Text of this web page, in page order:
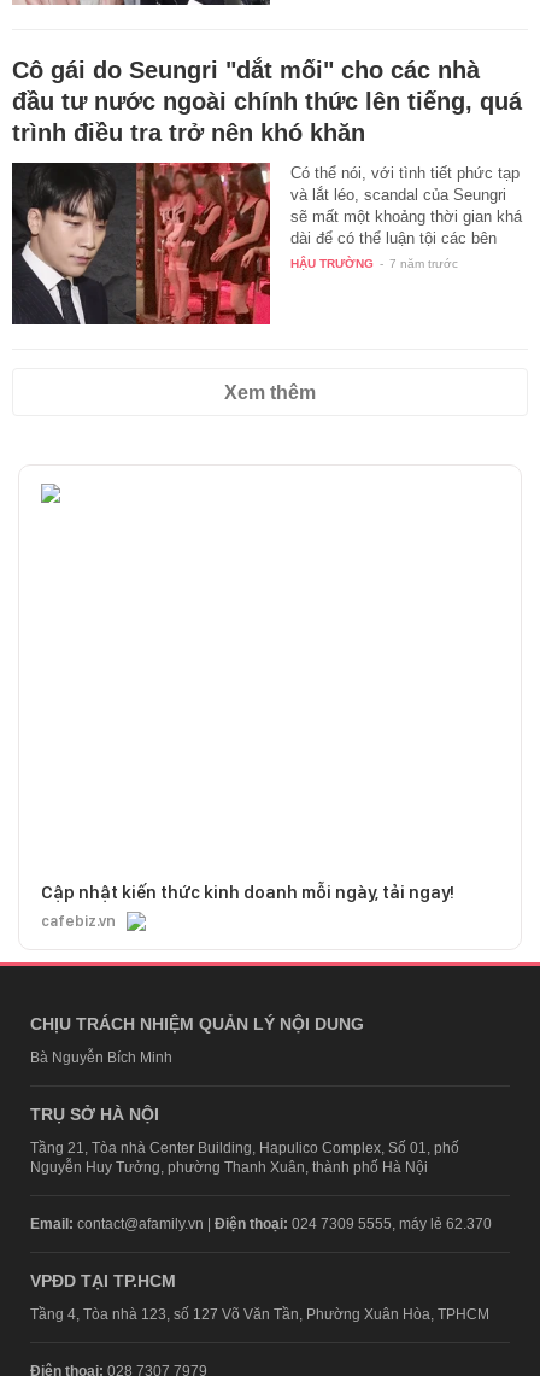
Cô gái do Seungri "dắt mối" cho các nhà
đầu tư nước ngoài chính thức lên tiếng, quá
trình điều tra trở nên khó khăn
Có thể nói, với tình tiết phức tạp
và lắt léo, scandal của Seungri
sẽ mất một khoảng thời gian khá
dài để có thể luận tội các bên
liên…
HẬU TRƯỜNG - 7 năm trước
Xem thêm
Cập nhật kiến thức kinh doanh mỗi ngày, tải ngay!
cafebiz.vn
CHỊU TRÁCH NHIỆM QUẢN LÝ NỘI DUNG
Bà Nguyễn Bích Minh
TRỤ SỞ HÀ NỘI
Tầng 21, Tòa nhà Center Building, Hapulico Complex, Số 01, phố
Nguyễn Huy Tưởng, phường Thanh Xuân, thành phố Hà Nội
Email: contact@afamily.vn | Điện thoại: 024 7309 5555, máy lẻ 62.370
VPĐD TẠI TP.HCM
Tầng 4, Tòa nhà 123, số 127 Võ Văn Tần, Phường Xuân Hòa, TPHCM
Điện thoại: 028 7307 7979